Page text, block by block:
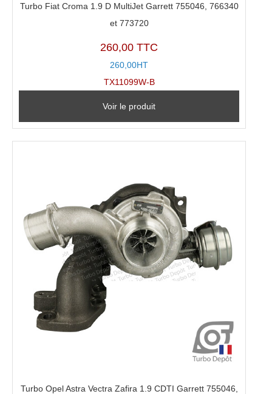
Turbo Fiat Croma 1.9 D MultiJet Garrett 755046, 766340
et 773720
260,00 TTC
260,00HT
TX11099W-B
Voir le produit
Turbo Opel Astra Vectra Zafira 1.9 CDTI Garrett 755046,